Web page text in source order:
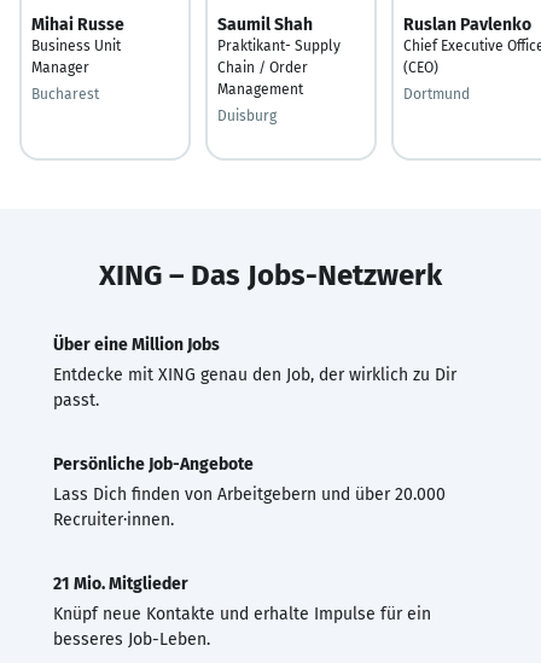
Mihai Russe
Business Unit
Manager
Bucharest
Saumil Shah
Praktikant- Supply
Chain / Order
Management
Duisburg
Ruslan Pavlenko
Chief Executive
(CEO)
Dortmund
XING – Das Jobs-Netzwerk
Über eine Million Jobs
Entdecke mit XING genau den Job, der wirklich zu Dir
passt.
Persönliche Job-Angebote
Lass Dich finden von Arbeitgebern und über 20.000
Recruiter·innen.
21 Mio. Mitglieder
Knüpf neue Kontakte und erhalte Impulse für ein
besseres Job-Leben.